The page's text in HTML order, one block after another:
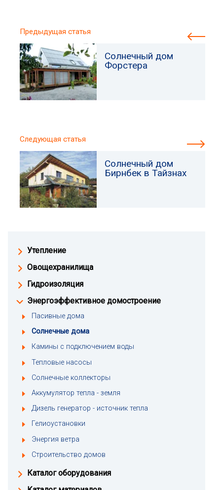
Утепление
Овощехранилища
Гидроизоляция
Энергоэффективное домостроение
Пасивные дома
Солнечные дома
Камины с подключением воды
Тепловые насосы
Солнечные коллекторы
Аккумулятор тепла - земля
Дизель генератор - источник тепла
Гелиоустановки
Энергия ветра
Строительство домов
Каталог оборудования
Предыдущая статья
Солнечный дом
Форстера
Следующая статья
Солнечный дом
Бирнбек в Тайзнах